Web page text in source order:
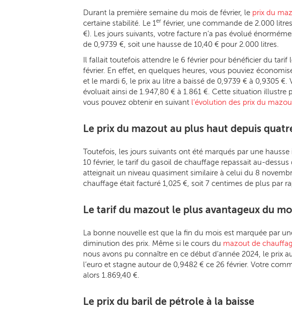
Durant la première semaine du mois de février, le prix du
certaine stabilité. Le 1erfévrier, une commande de 2.000
€). Les jours suivants, votre facture n’a pas évolué
de 0,9739 €, soit une hausse de 10,40 € pour 2.000 litres.
Il fallait toutefois attendre le 6 février pour bénéficier du tarif
février. En effet, en quelques heures, vous pouviez
et le mardi 6, le prix au litre a baissé de 0,9739 € à 0,9305
évoluait ainsi de 1.947,80 € à 1.861 €. Cette situation illustre
vous pouvez obtenir en suivant l’évolution des prix du
Le prix du mazout au plus haut depuis
Toutefois, les jours suivants ont été marqués par une
10 février, le tarif du gasoil de chauffage repassait au-dessus
atteignait un niveau quasiment similaire à celui du 8
chauffage était facturé 1,025 €, soit 7 centimes de plus par
Le tarif du mazout le plus avantageux du
La bonne nouvelle est que la fin du mois est marquée par
diminution des prix. Même si le cours du mazout de
nous avons pu connaître en ce début d’année 2024, le prix
l’euro et stagne autour de 0,9482 € ce 26 février. Votre
alors 1.869,40 €.
Le prix du baril de pétrole à la baisse